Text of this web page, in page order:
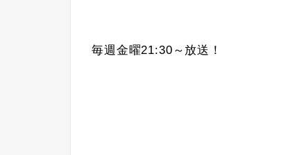
毎週金曜21:30～放送！